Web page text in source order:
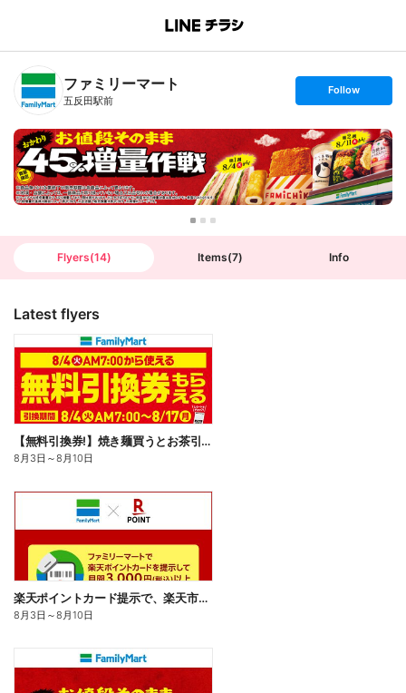
B
n
T
ファミリーマート
五反田駅前
s
t
o
l
l
o
w
Follow
Flyers(14) Items(7) Info
Latest flyers
【無料引換券!】焼き麺買うとお茶引換券貰える!
8月3日 ～8月10日
楽天ポイントカード提示で、楽天市場でのお買い物がおトクに!
8月3日 ～8月10日